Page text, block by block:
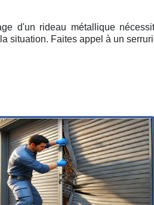
d'un rideau métallique
situation. Faites appel à un